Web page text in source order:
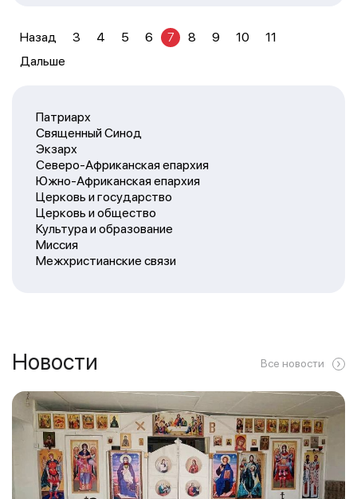
Патриарх
Священный Синод
Экзарх
Северо-Африканская епархия
Южно-Африканская епархия
Церковь и государство
Церковь и общество
Культура и образование
Миссия
Межхристианские связи
Назад 3 4 5 6 7 8 9 10
11
Дальше
Новости Все новости